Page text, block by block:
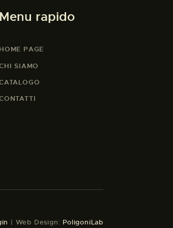
Menu rapido
HOME PAGE
SIAMO
| Web Design: PoligoniLab